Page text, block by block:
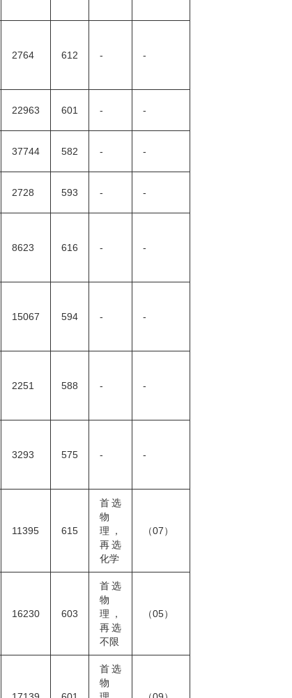
2764 612 - -
22963 601 - -
37744 582 - -
2728 593 - -
8623 616 - -
15067 594 - -
2251 588 - -
3293 575 - -
11395 615
首选
物
理，
再选
化学
（07）
16230 603
首选
物
理，
再选
不限
（05）
首选
物